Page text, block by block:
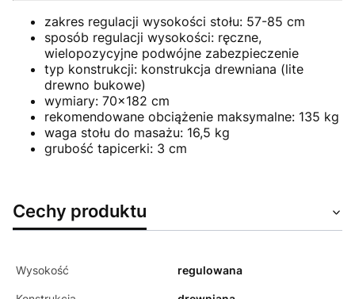
zakres regulacji wysokości stołu: 57-85 cm
sposób regulacji wysokości: ręczne,
wielopozycyjne podwójne zabezpieczenie
typ konstrukcji: konstrukcja drewniana (lite
drewno bukowe)
wymiary: 70x182 cm
rekomendowane obciążenie maksymalne: 135 kg
waga stołu do masażu: 16,5 kg
grubość tapicerki: 3 cm
Cechy produktu
Wysokość regulowana